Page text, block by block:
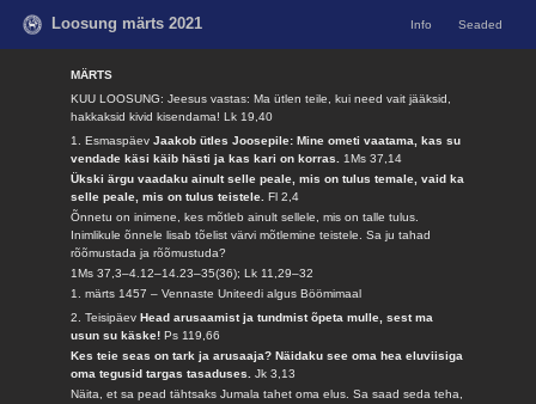
Loosung märts 2021 Info Seaded
MÄRTS
KUU LOOSUNG: Jeesus vastas: Ma ütlen teile, kui need vait jääksid,
hakkaksid kivid kisendama!Lk 19,40
1. EsmaspäevJaakob ütles Joosepile: Mine ometi vaatama, kas su
vendade käsi käib hästi ja kas kari on korras. 1Ms 37,14
Ükski ärgu vaadaku ainult selle peale, mis on tulus temale, vaid ka
selle peale, mis on tulus teistele.Fl 2,4
Õnnetu on inimene, kes mõtleb ainult sellele, mis on talle tulus.
Inimlikule õnnele lisab tõelist värvi mõtlemine teistele. Sa ju tahad
rõõmustada ja rõõmustuda?
1Ms 37,3–4.12–14.23–35(36); Lk 11,29–32
1. märts 1457 – Vennaste Uniteedi algus Böömimaal
2. TeisipäevHead arusaamist ja tundmist õpeta mulle, sest ma
usun su käske!Ps 119,66
Kes teie seas on tark ja arusaaja? Näidaku see oma hea eluviisiga
oma tegusid targas tasaduses.Jk 3,13
Näita, et sa pead tähtsaks Jumala tahet oma elus. Sa saad seda teha,